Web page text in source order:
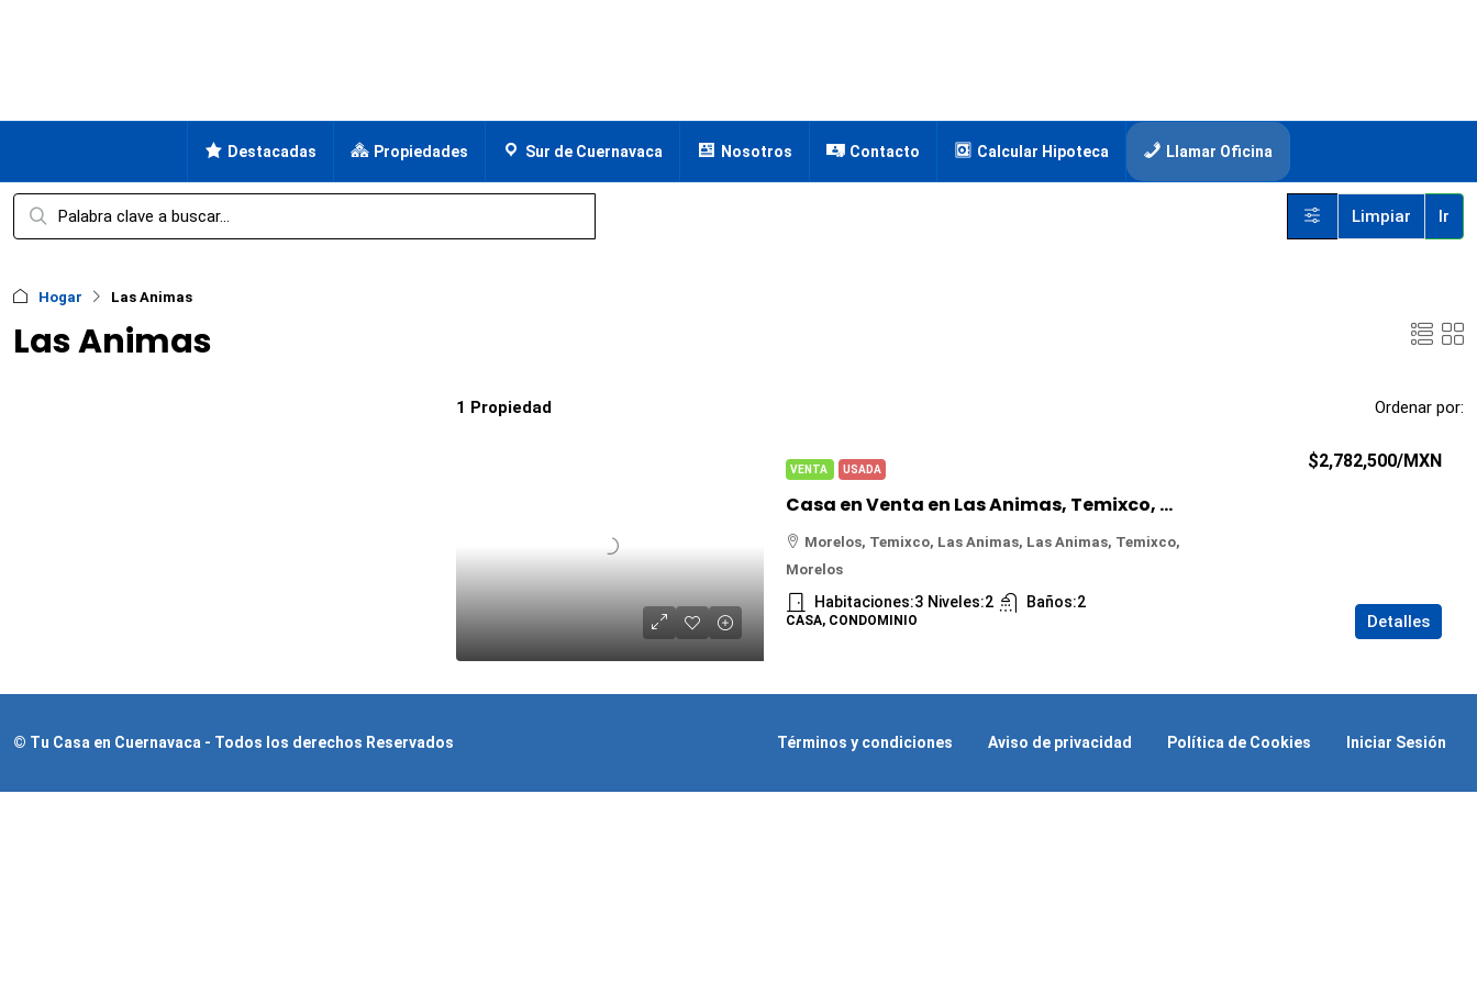
Destacadas Propiedades Sur de Cuernavaca Nosotros Contacto Calcular Hipoteca Llamar Oficina
Limpiar Ir
Hogar Las Animas
Las Animas
1 Propiedad Ordenar por:
VENTA USADA
Casa en Venta en Las Animas, Temixco, Morelos
$2,782,500/MXN
Morelos, Temixco, Las Animas, Las Animas, Temixco,
Morelos
Habitaciones:3 Niveles:2 Baños:2
CASA, CONDOMINIO Detalles
© Tu Casa en Cuernavaca - Todos los derechos Reservados Términos y condiciones Aviso de privacidad Política de Cookies Iniciar Sesión